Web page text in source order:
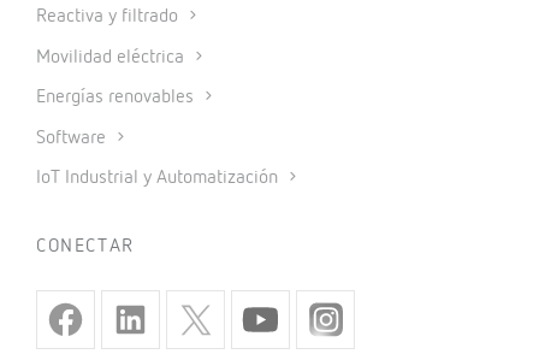
Reactiva y filtrado
Movilidad eléctrica
Energías renovables
Software
IoT Industrial y Automatización
CONECTAR